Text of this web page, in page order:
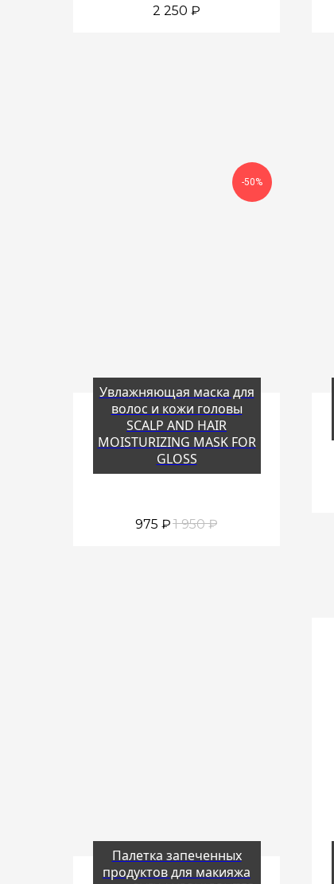
2 250 ₽
-50%
Увлажняющая маска для
волос и кожи головы
SCALP AND HAIR
MOISTURIZING MASK FOR
GLOSS
975 ₽ 1 950 ₽
Палетка запеченных
продуктов для макияжа